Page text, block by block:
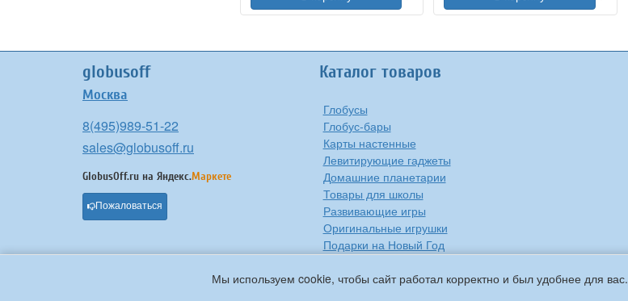
Мы используем cookie, чтобы сайт работал корректно и был удобнее для вас.
globusoff
Москва
8(495)989-51-22
sales@globusoff.ru
GlobusOff.ru на Яндекс.Маркете
Пожаловаться
Каталог товаров
Глобусы
Глобус-бары
Карты настенные
Левитирующие гаджеты
Домашние планетарии
Товары для школы
Развивающие игры
Оригинальные игрушки
Подарки на Новый Год